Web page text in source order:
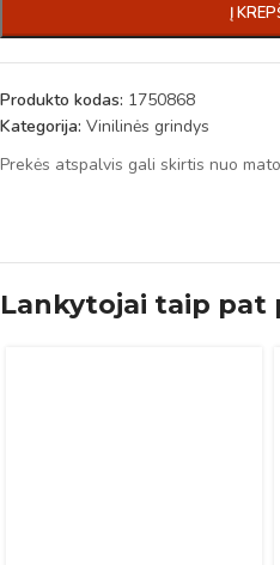
Į
Produkto kodas: 1750868
Kategorija: Vinilinės grindys
Prekės atspalvis gali skirtis nuo
Lankytojai taip pat